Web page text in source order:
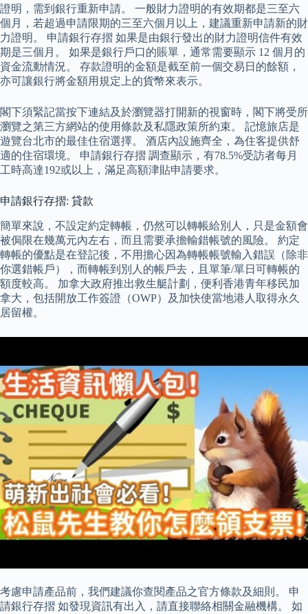
證明，需到銀行重新申請。 一般財力證明的有效期都是三至六
個月，若超過申請限期的三至六個月以上，建議重新申請新的財
力證明。 申請銀行存摺 如果是由銀行發出的財力證明信件有效
期是三個月。 如果是銀行戶口的賬單，通常需要顯示 12 個月的
資金流動情況。 存款證明的金額是截至前一個交易日的餘額，
亦可讓銀行將金額用規定上的貨幣來表示。
閣下須緊記當按下連結及於瀏覽器打開新的視窗時，閣下將受所
瀏覽之第三方網站的使用條款及私隱政策所約束。 記憶旅店是
遊覽台北市的最佳住宿選擇。 酒店內設施齊全，為住客提供舒
適的住宿環境。 申請銀行存摺 調查顯示，有78.5%受訪者每月
工時高達192或以上，滿足高額津貼申請要求。
申請銀行存摺: 貸款
簡單來說，不設定約定轉帳，仍然可以轉帳給別人，只是金額會
被侷限在幾萬元內左右，而且需要承擔輸錯帳號的風險。 約定
轉帳的優點是在登記後，不用擔心因為轉帳帳號輸入錯誤（除非
你選錯帳戶），而轉帳到別人的帳戶去，且單筆/單日可轉帳的
額度較高。 加拿大政府推出救生艇計劃，便利香港青年移民加
拿大，包括開放工作簽證（OWP）及加快使當地港人取得永久
居留權。
考慮申請產品前，我們建議你查閱產品之官方條款及細則。 申
請銀行存摺 如發現資訊有出入，請直接聯絡相關金融機構。 如